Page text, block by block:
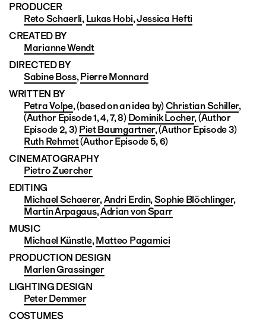
PRODUCER
Reto Schaerli, Lukas Hobi,Jessica Hefti
CREATED BY
Marianne Wendt
DIRECTED BY
Sabine Boss,Pierre Monnard
WRITTEN BY
Petra Volpe, (based on an idea by)Christian Schiller,
(Author Episode 1, 4, 7, 8) Dominik Locher, (Author
Episode 2, 3) Piet Baumgartner, (Author Episode 3)
Ruth Rehmet(Author Episode 5, 6)
CINEMATO­GRAPHY
Pietro Zuercher
EDITING
Michael Schaerer,Andri Erdin,Sophie Blöchlinger,
Martin Arpagaus,Adrian von Sparr
MUSIC
Michael Künstle,Matteo Pagamici
PRODUCTION DESIGN
Marlen Grassinger
LIGHTING DESIGN
Peter Demmer
COSTUMES